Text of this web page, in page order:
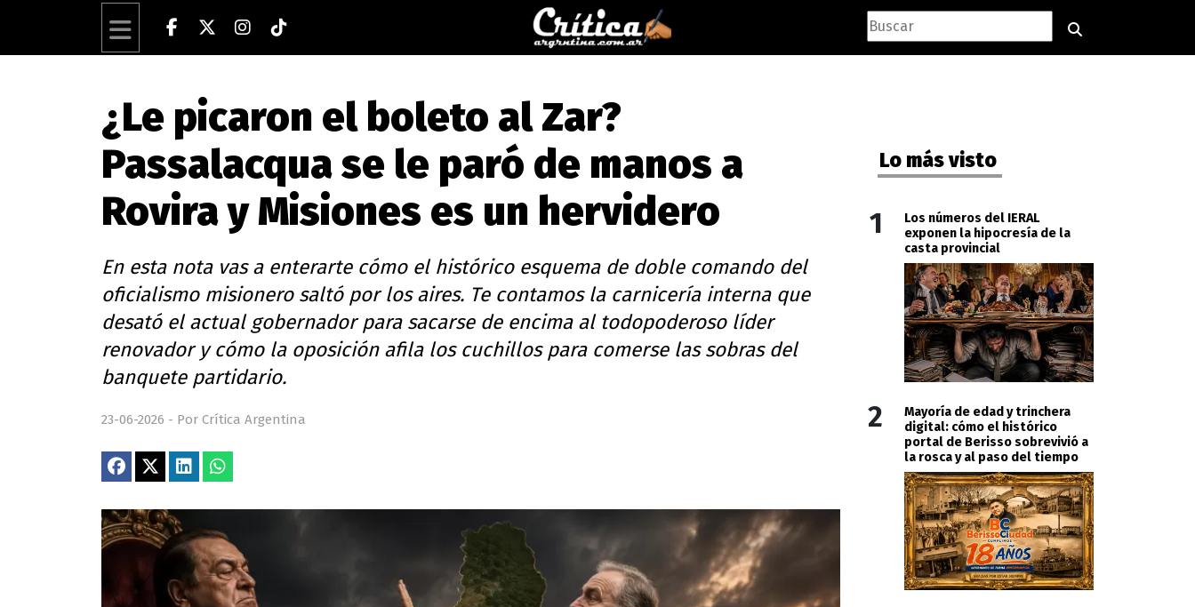
¿Le picaron el boleto al Zar?
Passalacqua se le paró de manos a
Rovira y Misiones es un hervidero
En esta nota vas a enterarte cómo el histórico esquema de doble comando del
oficialismo misionero saltó por los aires. Te contamos la carnicería interna que
desató el actual gobernador para sacarse de encima al todopoderoso líder
renovador y cómo la oposición afila los cuchillos para comerse las sobras del
banquete partidario.
23-06-2026 - Por Crítica Argentina
Lo más visto
1
Los números del IERAL
exponen la hipocresía de la
casta provincial
2
Mayoría de edad y trinchera
digital: cómo el histórico
portal de Berisso sobrevivió a
la rosca y al paso del tiempo